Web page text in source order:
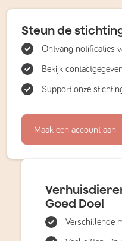
Steun de
Ontvang notificaties
Bekijk
Support onze
Maak een account aan
Goed Doel
Verschillende